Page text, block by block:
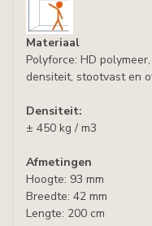
Materiaal
Polyforce: HD
densiteit, stootvast en
Densiteit:
± 450 kg / m3
Afmetingen
Hoogte: 93 mm
Breedte: 42 mm
Lengte: 200 cm